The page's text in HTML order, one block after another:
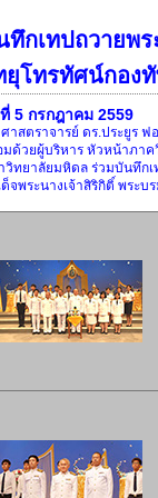
ทึกเทปถวายพ
ยุโทรทัศน์กอง
5 กรกฎาคม 2559
ศาสตราจารย์ ดร.ประยูร
มด้วยผู้บริหาร หัวหน้าภา
วิทยาลัยมหิดล ร่วมบันทึกเ
ด็จพระนางเจ้าสิริกิติ์ พระ